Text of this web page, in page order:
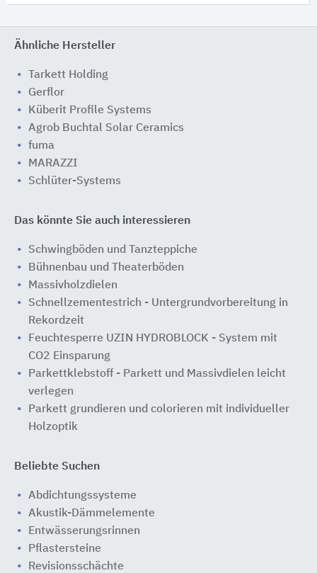
Ähnliche Hersteller
Tarkett Holding
Gerflor
Küberit Profile Systems
Agrob Buchtal Solar Ceramics
fuma
MARAZZI
Schlüter-Systems
Das könnte Sie auch interessieren
Schwingböden und Tanzteppiche
Bühnenbau und Theaterböden
Massivholzdielen
Schnellzementestrich - Untergrundvorbereitung in
Rekordzeit
Feuchtesperre UZIN HYDROBLOCK - System mit
CO2 Einsparung
Parkettklebstoff - Parkett und Massivdielen leicht
verlegen
Parkett grundieren und colorieren mit individueller
Holzoptik
Beliebte Suchen
Abdichtungssysteme
Akustik-Dämmelemente
Entwässerungsrinnen
Pflastersteine
Revisionsschächte